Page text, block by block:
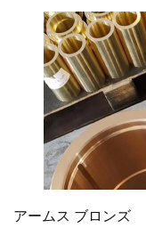
アームス ブロンズ